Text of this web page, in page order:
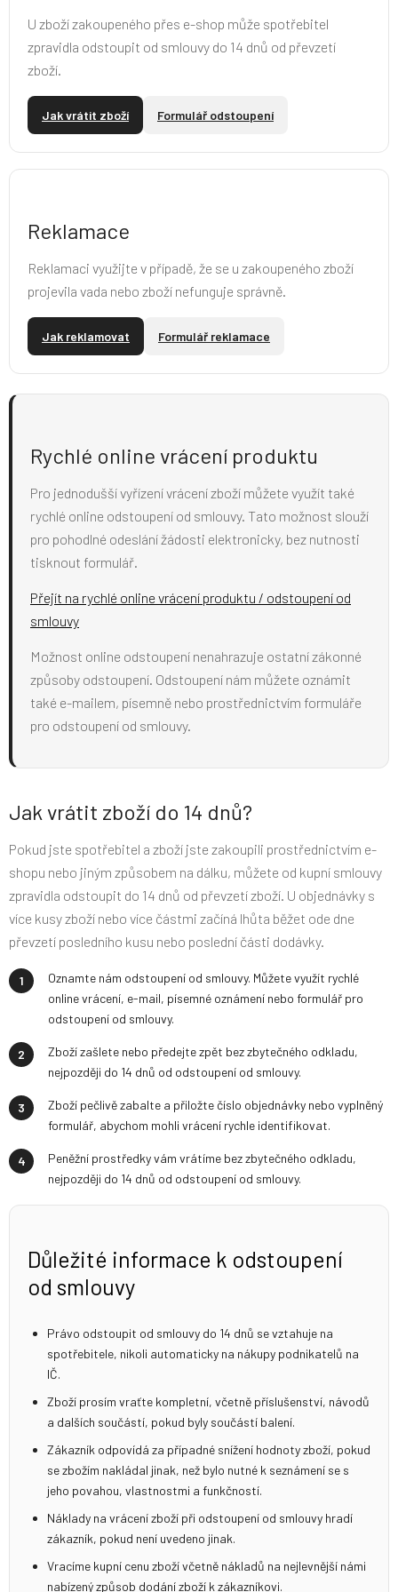
U zboží zakoupeného přes e-shop může spotřebitel
zpravidla odstoupit od smlouvy do 14 dnů od převzetí
zboží.
Jak vrátit zboží Formulář odstoupení
Reklamace
Reklamaci využijte v případě, že se u zakoupeného zboží
projevila vada nebo zboží nefunguje správně.
Jak reklamovat Formulář reklamace
Rychlé online vrácení produktu
Pro jednodušší vyřízení vrácení zboží můžete využít také
rychlé online odstoupení od smlouvy. Tato možnost slouží
pro pohodlné odeslání žádosti elektronicky, bez nutnosti
tisknout formulář.
Přejít na rychlé online vrácení produktu / odstoupení od
smlouvy
Možnost online odstoupení nenahrazuje ostatní zákonné
způsoby odstoupení. Odstoupení nám můžete oznámit
také e-mailem, písemně nebo prostřednictvím formuláře
pro odstoupení od smlouvy.
Jak vrátit zboží do 14 dnů?
Pokud jste spotřebitel a zboží jste zakoupili prostřednictvím e-
shopu nebo jiným způsobem na dálku, můžete od kupní smlouvy
zpravidla odstoupit do 14 dnů od převzetí zboží. U objednávky s
více kusy zboží nebo více částmi začíná lhůta běžet ode dne
převzetí posledního kusu nebo poslední části dodávky.
Oznamte nám odstoupení od smlouvy. Můžete využít rychlé
online vrácení, e-mail, písemné oznámení nebo formulář pro
odstoupení od smlouvy.
Zboží zašlete nebo předejte zpět bez zbytečného odkladu,
nejpozději do 14 dnů od odstoupení od smlouvy.
Zboží pečlivě zabalte a přiložte číslo objednávky nebo vyplněný
formulář, abychom mohli vrácení rychle identifikovat.
Peněžní prostředky vám vrátíme bez zbytečného odkladu,
nejpozději do 14 dnů od odstoupení od smlouvy.
Důležité informace k odstoupení
od smlouvy
Právo odstoupit od smlouvy do 14 dnů se vztahuje na
spotřebitele, nikoli automaticky na nákupy podnikatelů na
IČ.
Zboží prosím vraťte kompletní, včetně příslušenství, návodů
a dalších součástí, pokud byly součástí balení.
Zákazník odpovídá za případné snížení hodnoty zboží, pokud
se zbožím nakládal jinak, než bylo nutné k seznámení se s
jeho povahou, vlastnostmi a funkčností.
Náklady na vrácení zboží při odstoupení od smlouvy hradí
zákazník, pokud není uvedeno jinak.
Vracíme kupní cenu zboží včetně nákladů na nejlevnější námi
nabízený způsob dodání zboží k zákazníkovi.